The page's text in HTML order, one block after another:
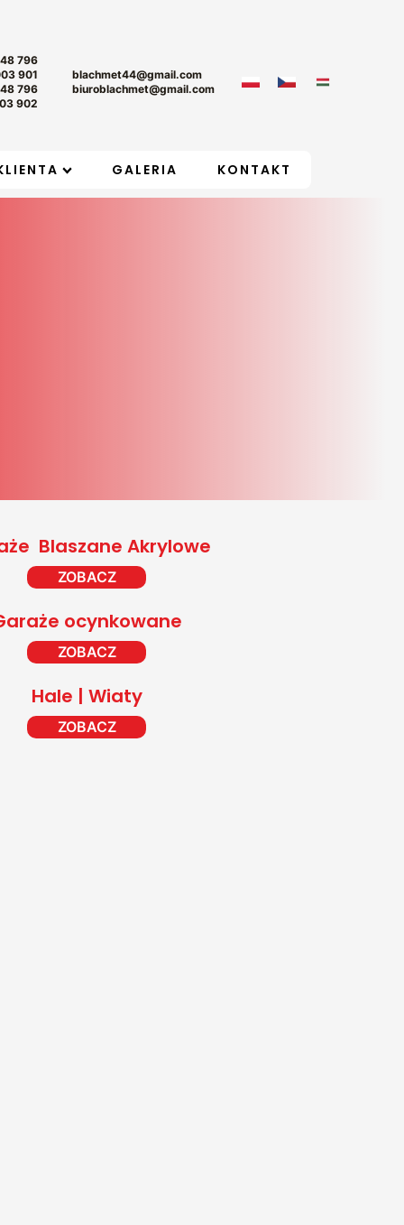
796
901
796
902
blachmet44@gmail.com
biuroblachmet@gmail.com
GALERIA KONTAKT
Blaszane Akrylowe
ZOBACZ
ocynkowane
ZOBACZ
Hale | Wiaty
ZOBACZ